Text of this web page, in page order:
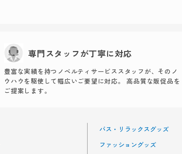
専門スタッフが丁寧に対応
豊富な実績を持つノベルティサービススタッフが、そのノ
ウハウを駆使して幅広いご要望に対応。 高品質な販促品を
ご提案します。
バス・リラックスグッズ
ファッショングッズ